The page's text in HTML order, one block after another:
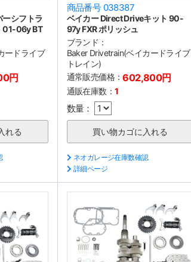
シフトラ
01-06y BT
ードライブ
円
商品番号 038387
ベイカー Direct Driveキット 90-
97y FXR ポリッシュ
ブランド：
Baker Drivetrain(ベイカードライブ
トレイン)
通常販売価格：602,800円
通販在庫数： 1
数量：
ネオガレージ在庫数確認
詳細ページ